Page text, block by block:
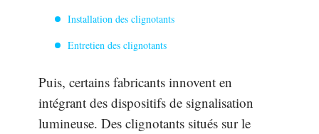
Installation des clignotants
Entretien des clignotants
Puis, certains fabricants innovent en
intégrant des dispositifs de signalisation
lumineuse. Des clignotants situés sur le